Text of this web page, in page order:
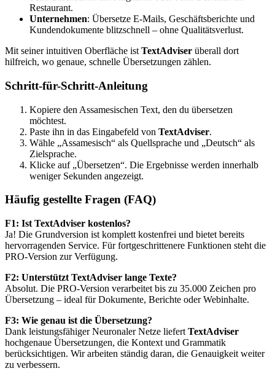
Restaurant.
Unternehmen: Übersetze E-Mails, Geschäftsberichte und
Kundendokumente blitzschnell – ohne Qualitätsverlust.
Mit seiner intuitiven Oberfläche ist TextAdviser überall dort
hilfreich, wo genaue, schnelle Übersetzungen zählen.
Schritt-für-Schritt-Anleitung
Kopiere den Assamesischen Text, den du übersetzen
möchtest.
Paste ihn in das Eingabefeld von TextAdviser.
Wähle „Assamesisch“ als Quellsprache und „Deutsch“ als
Zielsprache.
Klicke auf „Übersetzen“. Die Ergebnisse werden innerhalb
weniger Sekunden angezeigt.
Häufig gestellte Fragen (FAQ)
F1: Ist TextAdviser kostenlos?
Ja! Die Grundversion ist komplett kostenfrei und bietet bereits
hervorragenden Service. Für fortgeschrittenere Funktionen steht die
PRO-Version zur Verfügung.
F2: Unterstützt TextAdviser lange Texte?
Absolut. Die PRO-Version verarbeitet bis zu 35.000 Zeichen pro
Übersetzung – ideal für Dokumente, Berichte oder Webinhalte.
F3: Wie genau ist die Übersetzung?
Dank leistungsfähiger Neuronaler Netze liefert TextAdviser
hochgenaue Übersetzungen, die Kontext und Grammatik
berücksichtigen. Wir arbeiten ständig daran, die Genauigkeit weiter
zu verbessern.